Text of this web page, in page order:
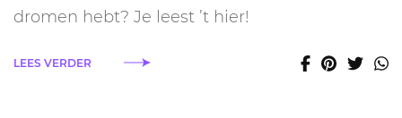
dromen hebt? Je leest ’t hier!
LEES VERDER